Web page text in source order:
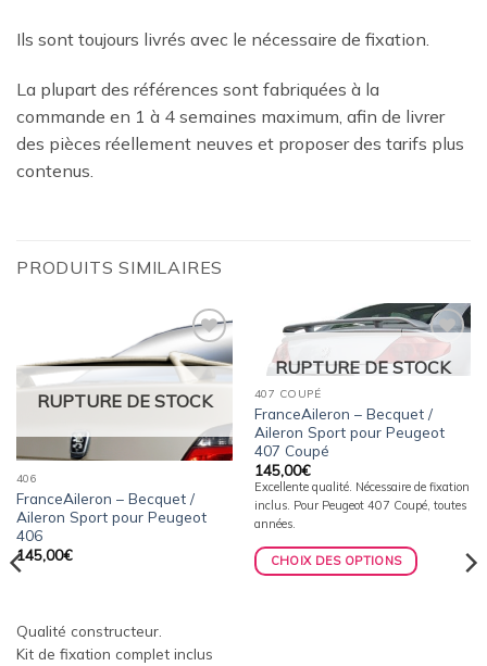
Ils sont toujours livrés avec le nécessaire de fixation.
La plupart des références sont fabriquées à la
commande en 1 à 4 semaines maximum, afin de livrer
des pièces réellement neuves et proposer des tarifs plus
contenus.
PRODUITS SIMILAIRES
Ajouter
à la
wishlist
RUPTURE DE STOCK
406
FranceAileron – Becquet /
Aileron Sport pour Peugeot
406
145,00€
Qualité constructeur.
Kit de fixation complet inclus
Ajouter
à la
RUPTURE DE STOCK
407 COUPÉ
FranceAileron – Becquet /
Aileron Sport pour Peugeot
407 Coupé
145,00€
Excellente qualité. Nécessaire de fixation
inclus. Pour Peugeot 407 Coupé, toutes
années.
CHOIX DES OPTIONS